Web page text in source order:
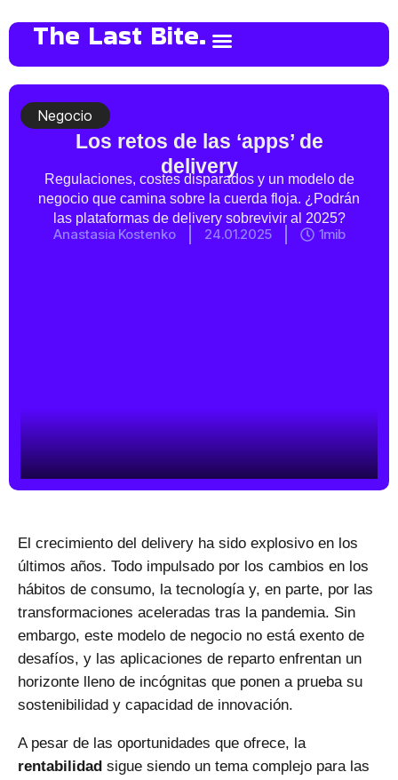
The Last Bite.
Negocio
Los retos de las ‘apps’ de
delivery
Regulaciones, costes disparados y un modelo de
negocio que camina sobre la cuerda floja. ¿Podrán
las plataformas de delivery sobrevivir al 2025?
Anastasia Kostenko 24.01.2025 1mib
El crecimiento del delivery ha sido explosivo en los
últimos años. Todo impulsado por los cambios en los
hábitos de consumo, la tecnología y, en parte, por las
transformaciones aceleradas tras la pandemia. Sin
embargo, este modelo de negocio no está exento de
desafíos, y las aplicaciones de reparto enfrentan un
horizonte lleno de incógnitas que ponen a prueba su
sostenibilidad y capacidad de innovación.
A pesar de las oportunidades que ofrece, la
rentabilidad sigue siendo un tema complejo para las